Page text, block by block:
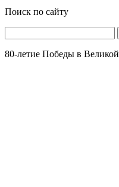
Поиск по сайту
80-летие Победы в